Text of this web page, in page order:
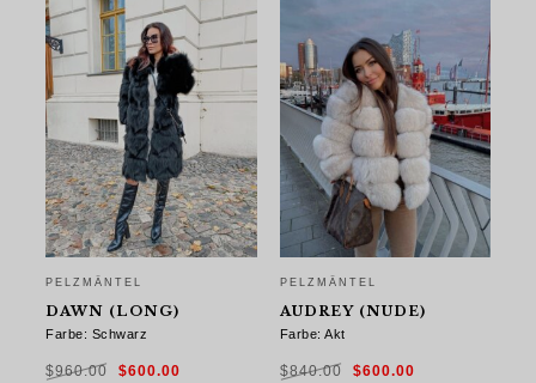
PELZMÄNTEL
DAWN (LONG)
Farbe: Schwarz
$960.00 Preis
$600.00
PELZMÄNTEL
AUDREY (NUDE)
Farbe: Akt
$840.00 Preis
$600.00Preis